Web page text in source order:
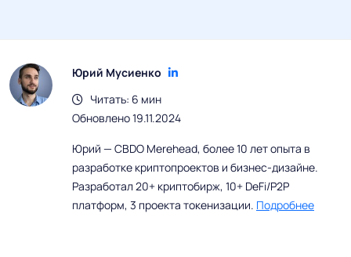
Юрий Мусиенко
Читать: 6 мин
Обновлено 19.11.2024
Юрий — CBDO Merehead, более 10 лет опыта в
разработке криптопроектов и бизнес-дизайне.
Разработал 20+ криптобирж, 10+ DeFi/P2P
платформ, 3 проекта токенизации. Подробнее